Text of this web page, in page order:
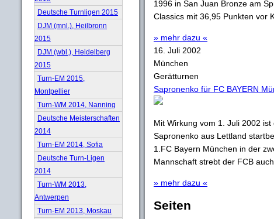
Deutsche Turnligen 2015
DJM (mnl.), Heilbronn
2015
DJM (wbl.), Heidelberg
2015
Turn-EM 2015,
Montpellier
Turn-WM 2014, Nanning
Deutsche Meisterschaften
2014
Turn-EM 2014, Sofia
Deutsche Turn-Ligen
2014
Turn-WM 2013,
Antwerpen
Turn-EM 2013, Moskau
1996 in San Juan Bronze am
Classics mit 36,95 Punkten vor
» mehr dazu «
16. Juli 2002
München
Gerätturnen
Sapronenko für FC BAYERN
Mit Wirkung vom 1. Juli 2002
Sapronenko aus Lettland
1.FC Bayern München in der
Mannschaft strebt der FCB
» mehr dazu «
Seiten